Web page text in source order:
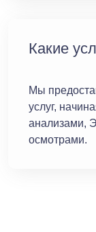
Какие
Мы
услуг,
анализами,
осмотрами.